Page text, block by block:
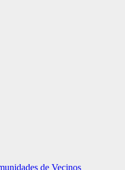
de Vecinos